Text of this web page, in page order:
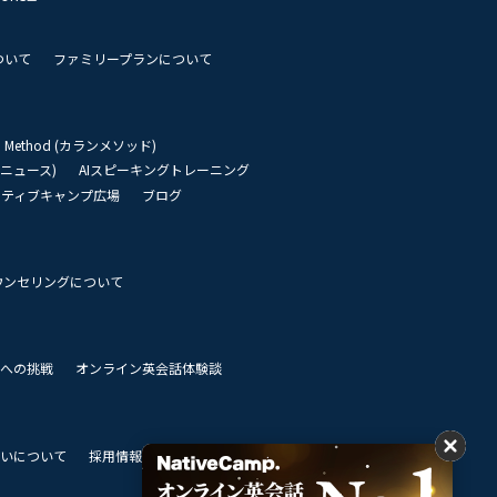
いて ファミリープランについて
Method (カランメソッド)
ュース)
AIスピーキングトレーニング
ィブキャンプ広場
ブログ
セリングについて
の挑戦 オンライン英会話体験談
について 採用情報 私達のビジョン